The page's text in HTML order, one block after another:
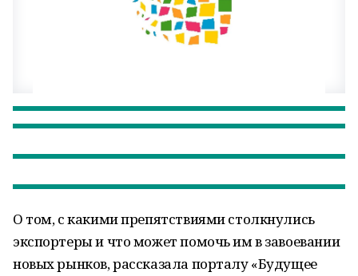
О том, с какими препятствиями столкнулись
экспортеры и что может помочь им в завоевании
новых рынков, рассказала порталу «Будущее